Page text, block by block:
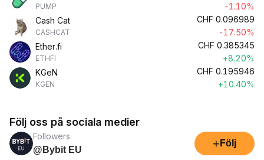
PUMP
-1.10%
Cash Cat
CASHCAT
CHF 0.096989
-17.50%
Ether.fi
ETHFI
CHF 0.385345
+8.20%
KGeN
KGEN
CHF 0.195946
+10.40%
Följ oss på sociala medier
Followers
@Bybit EU
+ Följ